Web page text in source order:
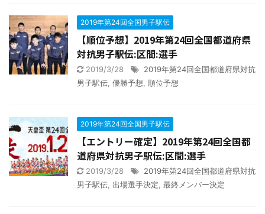
2019年第24回全国男子駅伝
【順位予想】2019年第24回全国都道府県
対抗男子駅伝:区間:選手
2019/3/28
2019年第24回全国都道府県対抗
男子駅伝 優勝予想 順位予想
2019年第24回全国男子駅伝
【エントリー確定】2019年第24回全国都
道府県対抗男子駅伝:区間:選手
2019/3/28
2019年第24回全国都道府県対抗
男子駅伝 出場選手決定 最終メンバー決定